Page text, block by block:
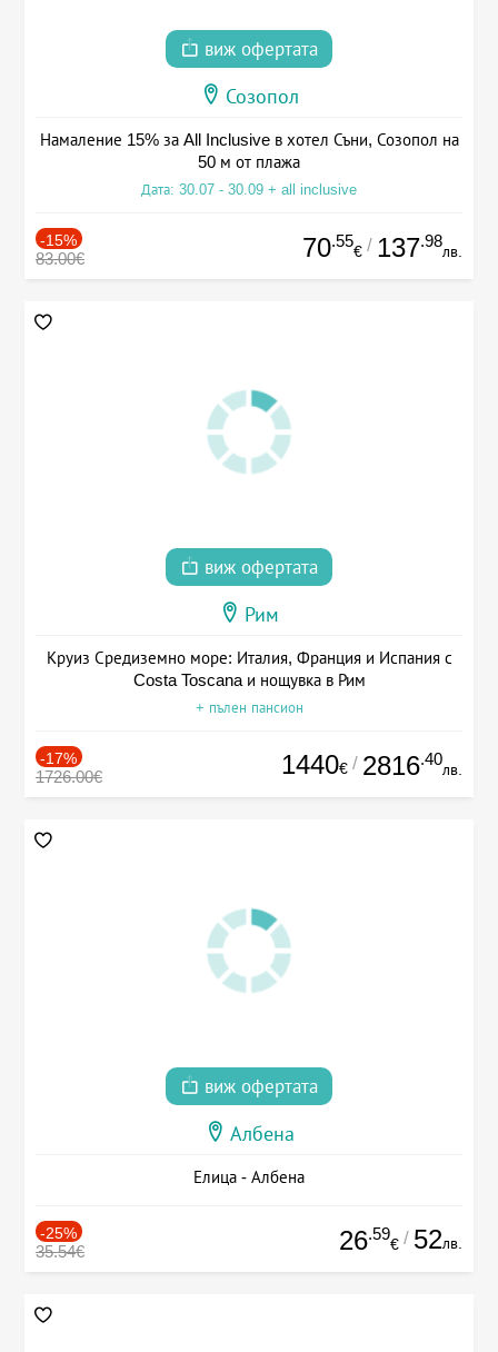
виж офертата
Созопол
Намаление 15% за All Inclusive в хотел Съни, Созопол на
50 м от плажа
Дата: 30.07 - 30.09 + all inclusive
-15%
83.00€ 70.55
€ / 137.98
лв.
виж офертата
Рим
Круиз Средиземно море: Италия, Франция и Испания с
Costa Toscana и нощувка в Рим
+ пълен пансион
-17%
1726.00€ 1440€ / 2816.40
лв.
виж офертата
Албена
Елица - Албена
-25%
35.54€ 26.59
€ / 52лв.